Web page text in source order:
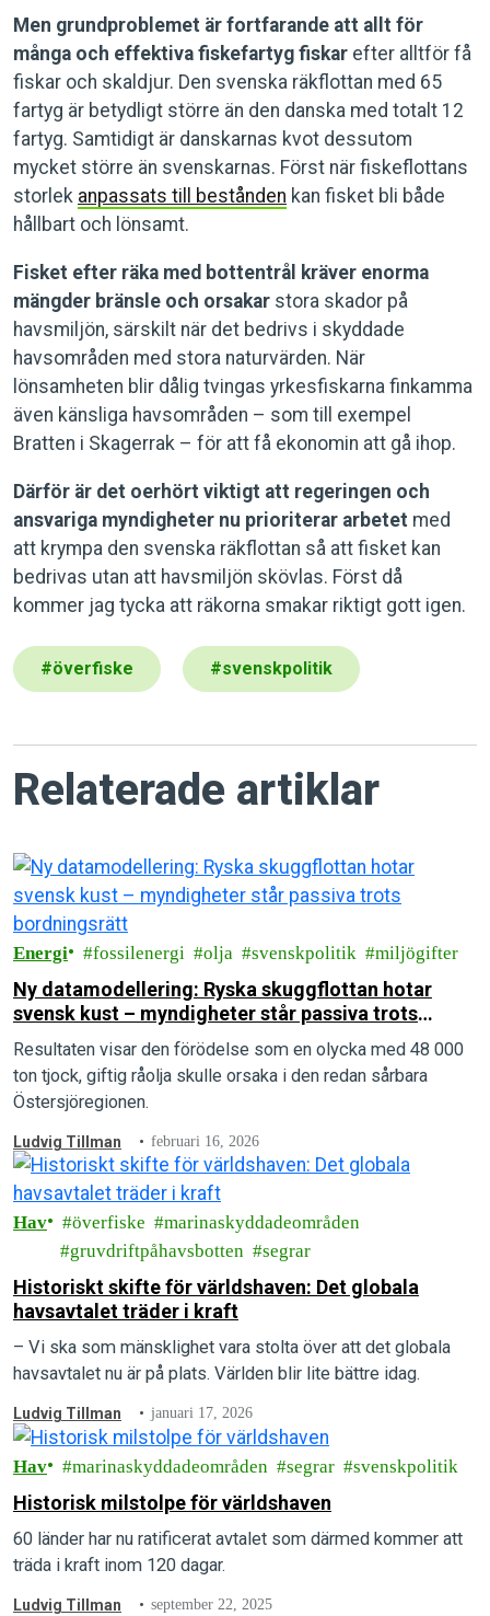
Men grundproblemet är fortfarande att allt för
många och effektiva fiskefartyg fiskar efter alltför få
fiskar och skaldjur. Den svenska räkflottan med 65
fartyg är betydligt större än den danska med totalt 12
fartyg. Samtidigt är danskarnas kvot dessutom
mycket större än svenskarnas. Först när fiskeflottans
storlek anpassats till bestånden kan fisket bli både
hållbart och lönsamt.
Fisket efter räka med bottentrål kräver enorma
mängder bränsle och orsakar stora skador på
havsmiljön, särskilt när det bedrivs i skyddade
havsområden med stora naturvärden. När
lönsamheten blir dålig tvingas yrkesfiskarna finkamma
även känsliga havsområden – som till exempel
Bratten i Skagerrak – för att få ekonomin att gå ihop.
Därför är det oerhört viktigt att regeringen och
ansvariga myndigheter nu prioriterar arbetet med
att krympa den svenska räkflottan så att fisket kan
bedrivas utan att havsmiljön skövlas. Först då
kommer jag tycka att räkorna smakar riktigt gott igen.
#överfiske #svenskpolitik
Relaterade artiklar
Energi fossilenergi olja svenskpolitik miljögifter
Ny datamodellering: Ryska skuggflottan hotar
svensk kust – myndigheter står passiva trots
bordningsrätt
Resultaten visar den förödelse som en olycka med 48 000
ton tjock, giftig råolja skulle orsaka i den redan sårbara
Östersjöregionen.
Ludvig Tillman februari 16, 2026
Hav överfiske
marinaskyddadeområden
gruvdriftpåhavsbotten
segrar
Historiskt skifte för världshaven: Det globala
havsavtalet träder i kraft
– Vi ska som mänsklighet vara stolta över att det globala
havsavtalet nu är på plats. Världen blir lite bättre idag.
Ludvig Tillman januari 17, 2026
Hav marinaskyddadeområden segrar svenskpolitik
Historisk milstolpe för världshaven
60 länder har nu ratificerat avtalet som därmed kommer att
träda i kraft inom 120 dagar.
Ludvig Tillman september 22, 2025